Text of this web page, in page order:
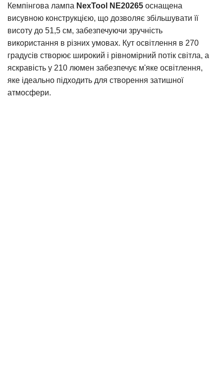
Кемпінгова лампа NexTool NE20265 оснащена
висувною конструкцією, що дозволяє збільшувати її
висоту до 51,5 см, забезпечуючи зручність
використання в різних умовах. Кут освітлення в 270
градусів створює широкий і рівномірний потік світла, а
яскравість у 210 люмен забезпечує м'яке освітлення,
яке ідеально підходить для створення затишної
атмосфери.